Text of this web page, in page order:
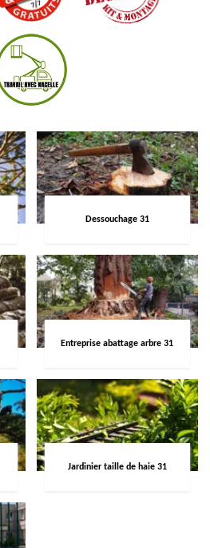
Dessouchage 31
Entreprise abattage arbre 31
Jardinier taille de haie 31